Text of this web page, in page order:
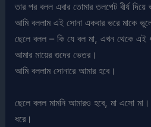
তার পর বলল এবার তোমার তলপেট বীর্য দিয়ে
আমি বললাম এই সোনা একবার ভরে মাকে
ছেলে বলল – কি যে বল মা, এখন থেকে এই
আমার মায়ের গুদের ভেতর।
আমি বললাম সোনারে আমার হবে।
ছেলে বলল মামনি আমারও হবে, মা এসো মা।
ধরে।